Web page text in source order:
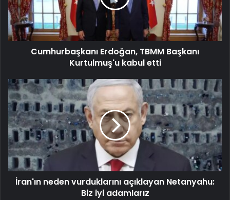
Cumhurbaşkanı Erdoğan, TBMM Başkanı
Kurtulmuş'u kabul etti
İran'ın neden vurduklarını açıklayan Netanyahu:
Biz iyi adamlarız